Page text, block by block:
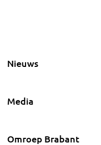
Nieuws
Media
Omroep Brabant